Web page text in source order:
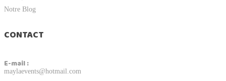
Notre Blog
CONTACT
E-mail :
maylaevents@hotmail.com